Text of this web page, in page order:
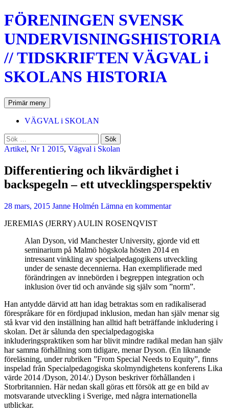
Hoppa
till
innehåll
FÖRENINGEN SVENSK
UNDERVISNINGSHISTORIA
// TIDSKRIFTEN VÄGVAL i
SKOLANS HISTORIA
SökPrimär meny
VÄGVAL i SKOLAN
Sök
efter:
Artikel, Nr 1 2015, Vägval i Skolan
Differentiering och likvärdighet i
backspegeln – ett utvecklingsperspektiv
28 mars, 2015 Janne Holmén Lämna en kommentar
JEREMIAS (JERRY) AULIN ROSENQVIST
Alan Dyson, vid Manchester University, gjorde vid ett
seminarium på Malmö högskola hösten 2014 en
intressant vinkling av specialpedagogikens utveckling
under de senaste decennierna. Han exemplifierade med
förändringen av innebörden i begreppen integration och
inklusion över tid och använde sig själv som ”norm”.
Han antydde därvid att han idag betraktas som en radikaliserad
förespråkare för en fördjupad inklusion, medan han själv menar sig
stå kvar vid den inställning han alltid haft beträffande inkludering i
skolan. Det är sålunda den specialpedagogiska
inkluderingspraktiken som har blivit mindre radikal medan han själv
har samma förhållning som tidigare, menar Dyson. (En liknande
föreläsning, under rubriken ”From Special Needs to Equity”, finns
inspelad från Specialpedagogiska skolmyndighetens konferens Lika
värde 2014 /Dyson, 2014/.) Dyson beskriver förhållanden i
Storbritannien. Här nedan skall göras ett försök att ge en bild av
motsvarande utveckling i Sverige, med några internationella
utblickar.